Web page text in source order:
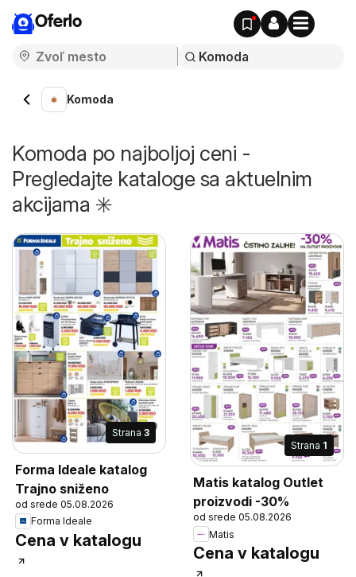
Oferlo
Komoda
Komoda po najboljoj ceni -
Pregledajte kataloge sa aktuelnim
akcijama ✳️
Strana 3
Forma Ideale katalog
Trajno sniženo
od srede 05.08.2026
Forma Ideale
Cena v katalogu
Strana 1
Matis katalog Outlet
proizvodi -30%
od srede 05.08.2026
Matis
Cena v katalogu